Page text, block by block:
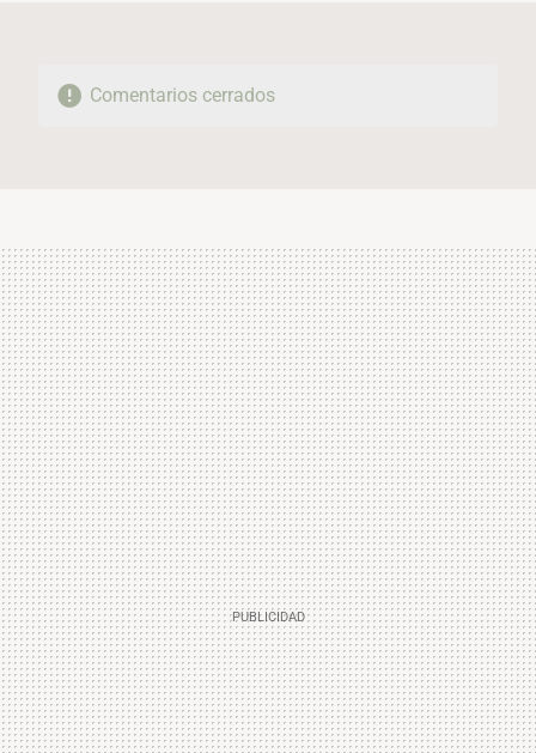
Comentarios cerrados